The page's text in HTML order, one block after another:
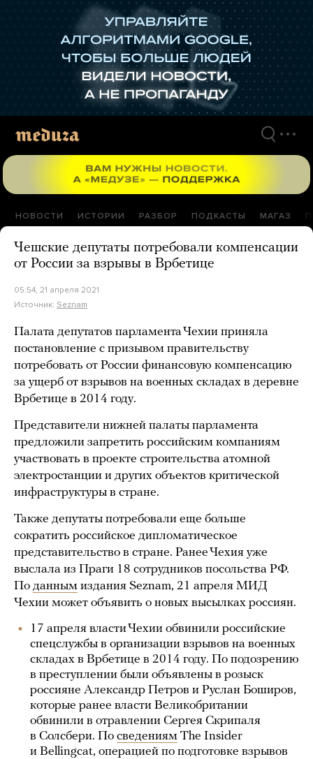
НОВОСТИ ИСТОРИИ РАЗБОР ПОДКАСТЫ МАГАЗ
Чешские депутаты потребовали компенсации
от России за взрывы в Врбетице
05:54, 21 апреля 2021
Источник: Seznam
Палата депутатов парламента Чехии приняла
постановление с призывом правительству
потребовать от России финансовую компенсацию
за ущерб от взрывов на военных складах в деревне
Врбетице в 2014 году.
Представители нижней палаты парламента
предложили запретить российским компаниям
участвовать в проекте строительства атомной
электростанции и других объектов критической
инфраструктуры в стране.
Также депутаты потребовали еще больше
сократить российское дипломатическое
представительство в стране. Ранее Чехия уже
выслала из Праги 18 сотрудников посольства РФ.
По данным издания Seznam, 21 апреля МИД
Чехии может объявить о новых высылках россиян.
17 апреля власти Чехии обвинили российские
спецслужбы в организации взрывов на военных
складах в Врбетице в 2014 году. По подозрению
в преступлении были объявлены в розыск
россияне Александр Петров и Руслан Боширов,
которые ранее власти Великобритании
обвинили в отравлении Сергея Скрипаля
в Солсбери. По сведениям The Insider
и Bellingcat, операцией по подготовке взрывов